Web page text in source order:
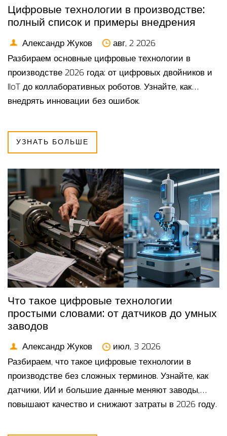
Цифровые технологии в производстве:
полный список и примеры внедрения
Александр Жуков
авг, 2 2026
Разбираем основные цифровые технологии в
производстве 2026 года: от цифровых двойников и
IIoT до коллаборативных роботов. Узнайте, как
внедрять инновации без ошибок.
УЗНАТЬ БОЛЬШЕ
Что такое цифровые технологии
простыми словами: от датчиков до умных
заводов
Александр Жуков
июл, 3 2026
Разбираем, что такое цифровые технологии в
производстве без сложных терминов. Узнайте, как
датчики, ИИ и большие данные меняют заводы,
повышают качество и снижают затраты в 2026 году.